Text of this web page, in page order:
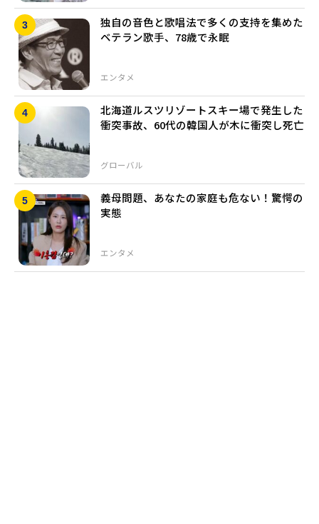
エンタメ
独自の音色と歌唱法で多くの支持を集めた
ベテラン歌手、78歳で永眠
グローバル
北海道ルスツリゾートスキー場で発生した
衝突事故、60代の韓国人が木に衝突し死亡
エンタメ
義母問題、あなたの家庭も危ない！驚愕の
実態